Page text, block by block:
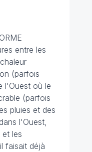
entre les
(parfois
l'Ouest où le
(parfois
pluies et des
l'Ouest,
et les
faisait déjà